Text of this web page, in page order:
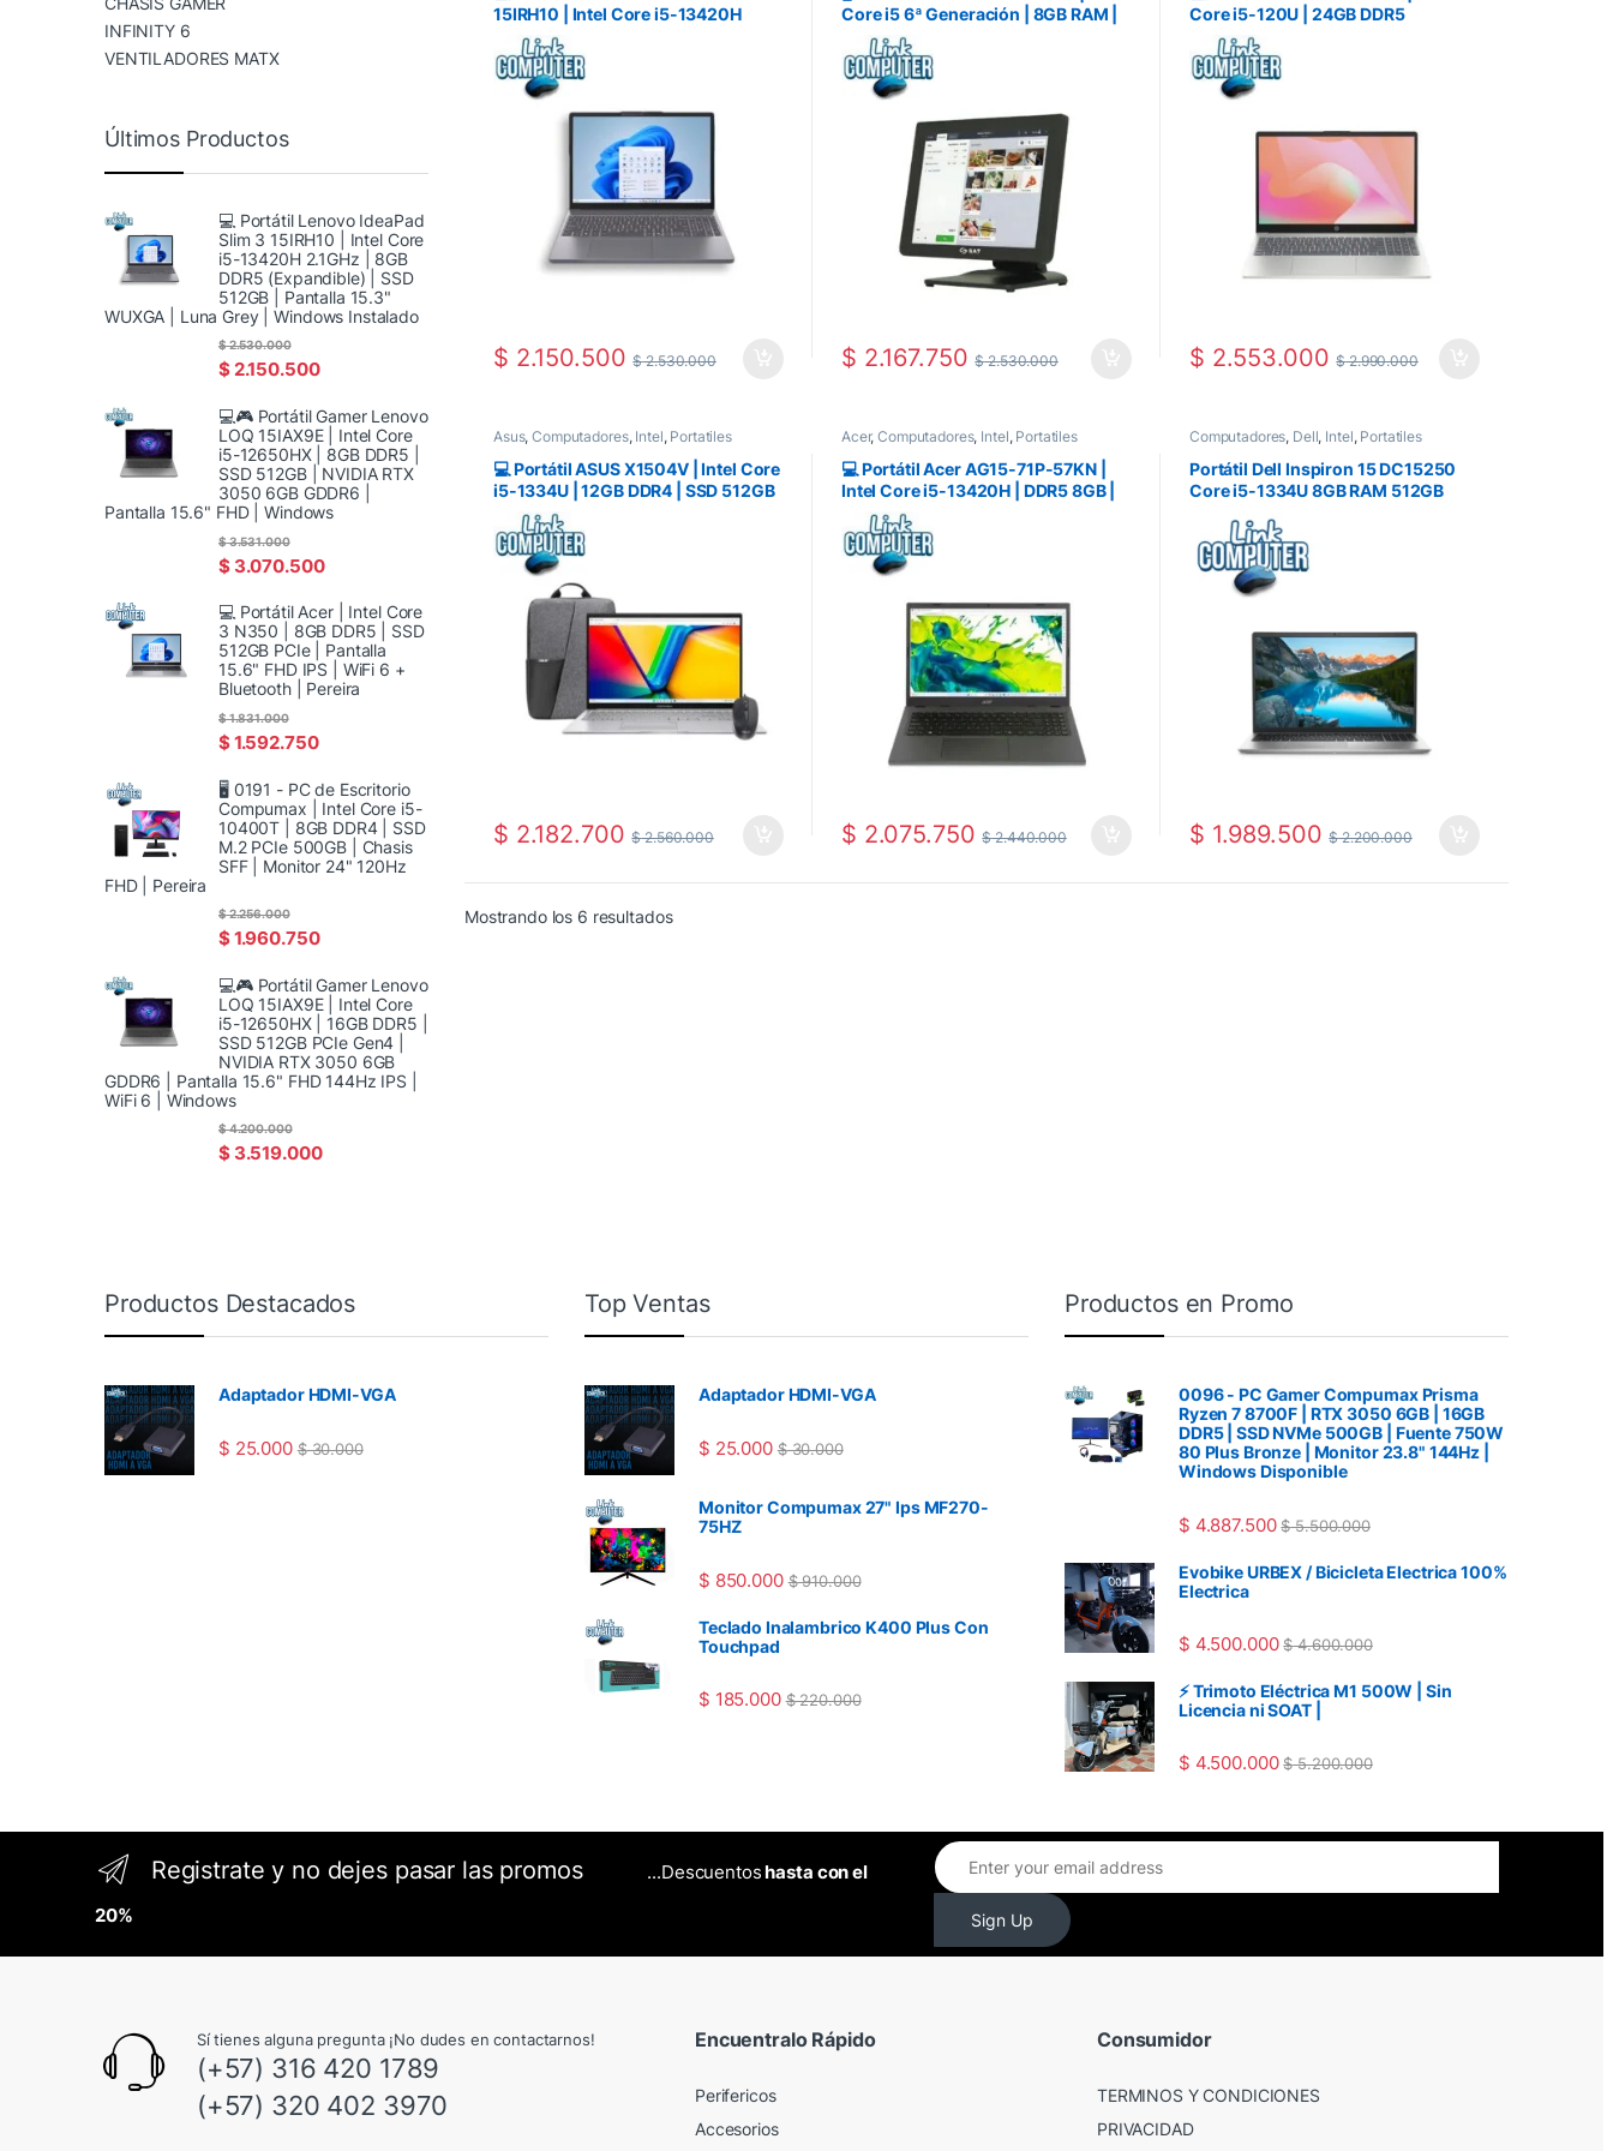
15IRH10 | Intel Core i5-13420H
2.1GHz | 8GB DDR5 (Expandible) |
SSD 512GB | Pantalla 15.3″ WUXGA
| Luna Grey | Windows Instalado
$ 2.150.500 $2.530.000
Core i5 6ª Generación | 8GB RAM |
256GB SSD | Pantalla Táctil 15.6″ |
WiFi | Windows | Punto de Venta
Industrial 24/7 | Pereira
$ 2.167.750 $2.530.000
Core i5-120U | 24GB DDR5
(Expandible) | SSD 512GB | Pantalla
15.6″
$ 2.553.000 $2.990.000
Asus,Computadores, Intel, Portatiles
💻 Portátil ASUS X1504V | Intel Core
i5-1334U | 12GB DDR4 | SSD 512GB
PCIe | Pantalla 15.6″ FHD | Linux |
Incluye Mouse y Morral Original
ASUS
$ 2.182.700 $2.560.000
Acer,Computadores, Intel, Portatiles
💻 Portátil Acer AG15-71P-57KN |
Intel Core i5-13420H | DDR5 8GB |
SSD 512GB PCIe | Pantalla 15.6″
FHD | WiFi 6 + Bluetooth | Windows
Instalado
$ 2.075.750 $2.440.000
Computadores, Dell, Intel, Portatiles
Portátil Dell Inspiron 15 DC15250
Core i5-1334U 8GB RAM 512GB
Instalado
$ 1.989.500 $2.200.000
Mostrando los 6 resultadosOrdenado por los últimos
INFINITY 6
VENTILADORES MATX
Últimos Productos
💻 Portátil Lenovo IdeaPad
Slim 3 15IRH10 | Intel Core
i5-13420H 2.1GHz | 8GB
DDR5 (Expandible) | SSD
512GB | Pantalla 15.3"
WUXGA | Luna Grey | Windows Instalado
$2.150.500
$2.530.000
💻🎮 Portátil Gamer Lenovo
LOQ 15IAX9E | Intel Core
i5-12650HX | 8GB DDR5 |
SSD 512GB | NVIDIA RTX
3050 6GB GDDR6 |
Pantalla 15.6" FHD | Windows
$3.070.500
$3.531.000
💻 Portátil Acer | Intel Core
3 N350 | 8GB DDR5 | SSD
512GB PCIe | Pantalla
15.6" FHD IPS | WiFi 6 +
Bluetooth | Pereira
$1.592.750
$1.831.000
🖥️ 0191 - PC de Escritorio
Compumax | Intel Core i5-
10400T | 8GB DDR4 | SSD
M.2 PCIe 500GB | Chasis
SFF | Monitor 24" 120Hz
FHD | Pereira
$1.960.750
$2.256.000
💻🎮 Portátil Gamer Lenovo
LOQ 15IAX9E | Intel Core
i5-12650HX | 16GB DDR5 |
SSD 512GB PCIe Gen4 |
NVIDIA RTX 3050 6GB
GDDR6 | Pantalla 15.6" FHD 144Hz IPS |
WiFi 6 | Windows
$3.519.000
$4.200.000
Productos Destacados
Adaptador HDMI-VGA
$ 25.000 $30.000
Top Ventas
Adaptador HDMI-VGA
$ 25.000 $30.000
Monitor Compumax 27" Ips MF270-
75HZ
$ 850.000 $910.000
Teclado Inalambrico K400 Plus Con
Touchpad
$ 185.000 $220.000
Productos en Promo
0096 - PC Gamer Compumax Prisma
Ryzen 7 8700F | RTX 3050 6GB | 16GB
DDR5 | SSD NVMe 500GB | Fuente 750W
80 Plus Bronze | Monitor 23.8" 144Hz |
Windows Disponible
$ 4.887.500 $5.500.000
Evobike URBEX / Bicicleta Electrica 100%
Electrica
$ 4.500.000 $4.600.000
⚡ Trimoto Eléctrica M1 500W | Sin
Licencia ni SOAT |
$ 4.500.000 $5.200.000
Registrate y no dejes pasar las promos ...Descuentoshasta con el
20%
Sign Up
Sí tienes alguna pregunta ¡No dudes en contactarnos!
(+57) 316 420 1789
(+57) 320 402 3970
Encuentralo Rápido
Perifericos
Accesorios
Consumidor
TERMINOS Y CONDICIONES
PRIVACIDAD